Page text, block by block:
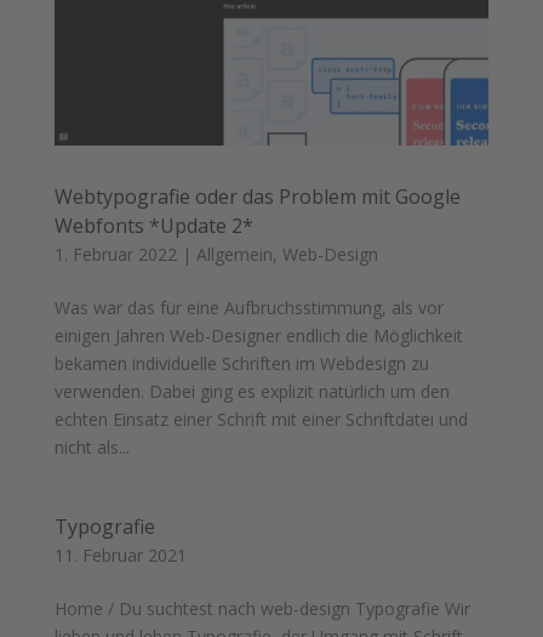
Webtypografie oder das Problem mit Google
Webfonts *Update 2*
1. Februar 2022 | Allgemein, Web-Design
Was war das für eine Aufbruchsstimmung, als vor
einigen Jahren Web-Designer endlich die Möglichkeit
bekamen individuelle Schriften im Webdesign zu
verwenden. Dabei ging es explizit natürlich um den
echten Einsatz einer Schrift mit einer Schriftdatei und
nicht als...
Typografie
11. Februar 2021
Home / Du suchtest nach web-design Typografie Wir